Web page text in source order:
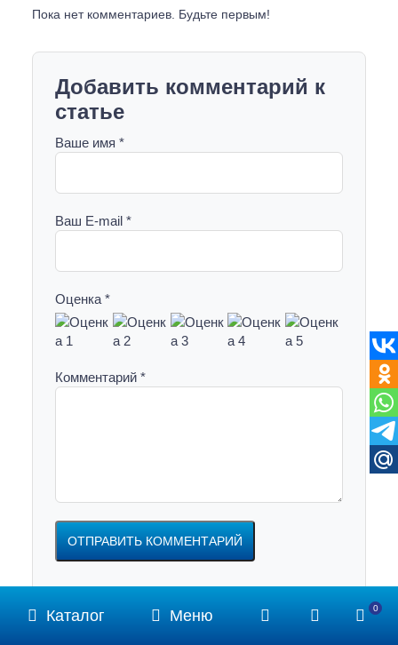
Пока нет комментариев. Будьте первым!
Добавить комментарий к
статье
Ваше имя *
Ваш E-mail *
Оценка *
Комментарий *
Каталог Меню 0